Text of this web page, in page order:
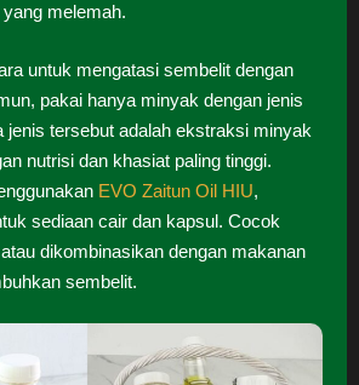
melemah.
untuk mengatasi sembelit dengan
pakai hanya minyak dengan jenis
jenis tersebut adalah ekstraksi minyak
nutrisi dan khasiat paling tinggi.
EVO Zaitun Oil HIU,
sediaan cair dan kapsul. Cocok
dikombinasikan dengan makanan
sembelit.